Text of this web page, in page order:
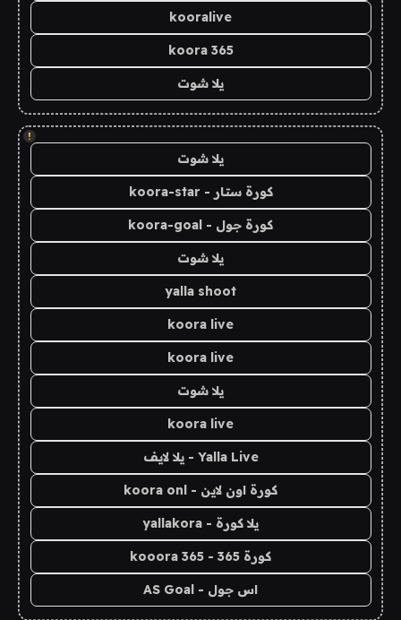
kooralive
koora 365
يلا شوت
!
يلا شوت
كورة ستار - koora-star
كورة جول - koora-goal
يلا شوت
yalla shoot
koora live
koora live
يلا شوت
koora live
Yalla Live - يلا لايف
كورة اون لاين - koora onl
يلا كورة - yallakora
كورة 365 - kooora 365
اس جول - AS Goal